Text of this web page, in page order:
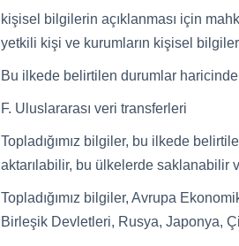
kişisel bilgilerin açıklanması için
yetkili kişi ve kurumların kişisel
Bu ilkede belirtilen durumlar
F. Uluslararası veri transferleri
Topladığımız bilgiler, bu ilkede
aktarılabilir, bu ülkelerde saklanabilir
Topladığımız bilgiler, Avrupa
Birleşik Devletleri, Rusya, Japonya,